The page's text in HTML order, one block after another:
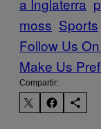
moss Sports
Follow Us
Make Us
Compartir: